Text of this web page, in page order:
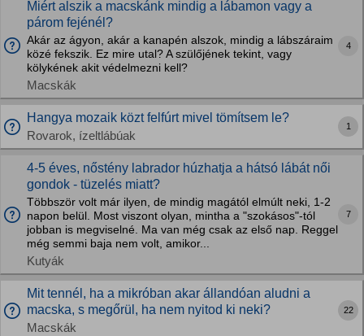
Miért alszik a macskánk mindig a lábamon vagy a
párom fejénél?
Akár az ágyon, akár a kanapén alszok, mindig a lábszáraim
közé fekszik. Ez mire utal? A szülőjének tekint, vagy
kölykének akit védelmezni kell?
Macskák
4
Hangya mozaik közt felfúrt mivel tömítsem le?
Rovarok, ízeltlábúak
1
4-5 éves, nőstény labrador húzhatja a hátsó lábát női
gondok - tüzelés miatt?
Többször volt már ilyen, de mindig magától elmúlt neki, 1-2
napon belül. Most viszont olyan, mintha a "szokásos"-tól
jobban is megviselné. Ma van még csak az első nap. Reggel
még semmi baja nem volt, amikor...
Kutyák
7
Mit tennél, ha a mikróban akar állandóan aludni a
macska, s megőrül, ha nem nyitod ki neki?
Macskák
22